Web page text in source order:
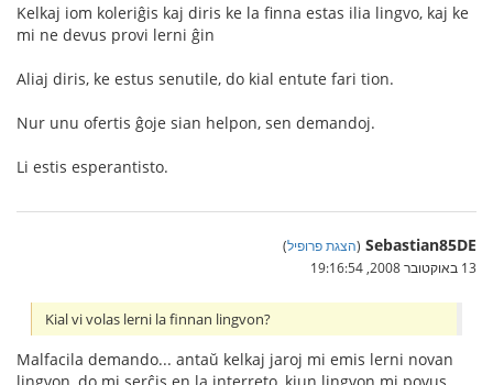
Kelkaj iom koleriĝis kaj diris ke la finna estas ilia lingvo, kaj ke
mi ne devus provi lerni ĝin
Aliaj diris, ke estus senutile, do kial entute fari tion.
Nur unu ofertis ĝoje sian helpon, sen demandoj.
Li estis esperantisto.
Sebastian85DE
(הצגת פרופיל)
13 באוקטובר 2008, 19:16:54
Kial vi volas lerni la finnan lingvon?
Malfacila demando... antaŭ kelkaj jaroj mi emis lerni novan